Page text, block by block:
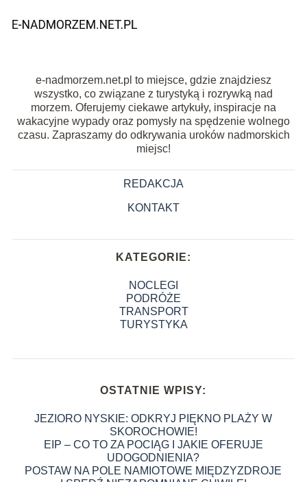
e-nadmorzem.net.pl to miejsce, gdzie znajdziesz
wszystko, co związane z turystyką i rozrywką nad
morzem. Oferujemy ciekawe artykuły, inspiracje na
wakacyjne wypady oraz pomysły na spędzenie wolnego
czasu. Zapraszamy do odkrywania uroków nadmorskich
miejsc!
REDAKCJA
KONTAKT
KATEGORIE:
NOCLEGI
PODRÓŻE
TRANSPORT
TURYSTYKA
OSTATNIE WPISY:
JEZIORO NYSKIE: ODKRYJ PIĘKNO PLAŻY W
SKOROCHOWIE!
EIP – CO TO ZA POCIĄG I JAKIE OFERUJE
UDOGODNIENIA?
POSTAW NA POLE NAMIOTOWE MIĘDZYZDROJE